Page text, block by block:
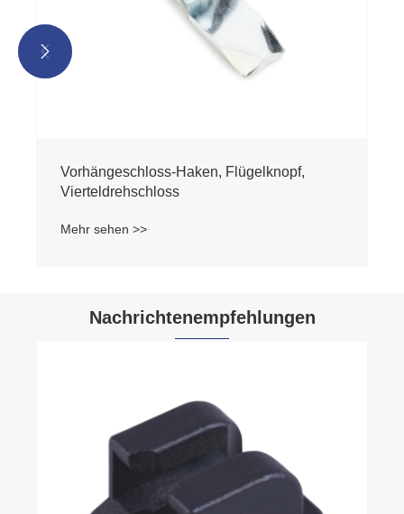
Vorhängeschloss-Haken, Flügelknopf,
Vierteldrehschloss
Mehr sehen >>


Nachrichtenempfehlungen